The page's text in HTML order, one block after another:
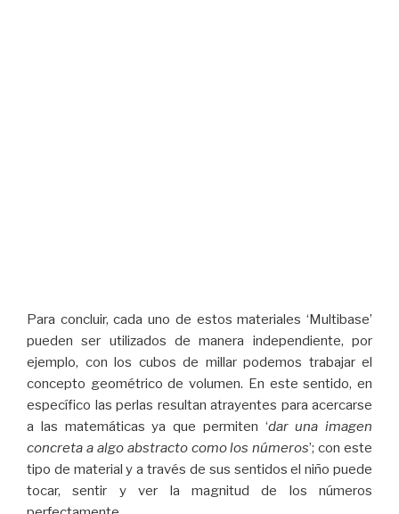
Para concluir, cada uno de estos materiales ‘Multibase’
pueden ser utilizados de manera independiente, por
ejemplo, con los cubos de millar podemos trabajar el
concepto geométrico de volumen. En este sentido, en
específico las perlas resultan atrayentes para acercarse
a las matemáticas ya que permiten ‘dar una imagen
concreta a algo abstracto como los números’; con este
tipo de material y a través de sus sentidos el niño puede
tocar, sentir y ver la magnitud de los números